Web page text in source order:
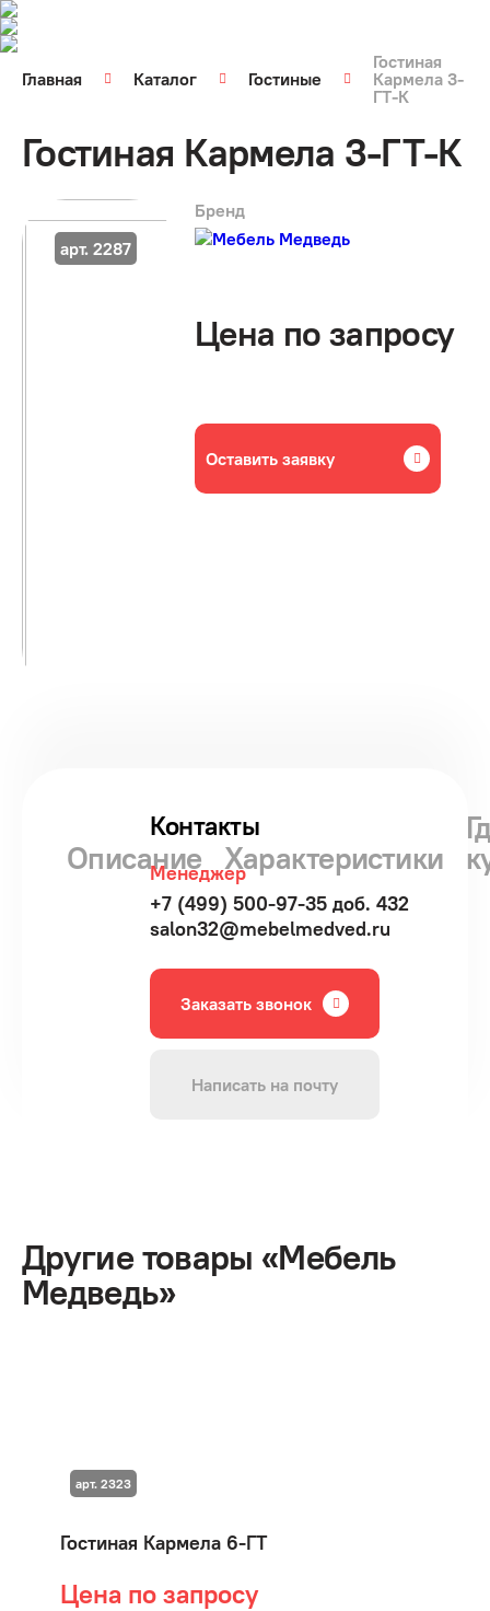
Главная Каталог Гостиные
Гостиная
Кармела 3-
ГТ-К
Гостиная Кармела 3-ГТ-К
арт. 2287
Бренд
Цена по запросу
Оставить заявку
Описание Характеристики
Контакты
Менеджер
+7 (499) 500-97-35 доб. 432
salon32@mebelmedved.ru
Заказать звонок
Написать на почту
Другие товары «Мебель
Медведь»
Гостиная Кармела 6-ГТ
Цена по запросу
арт. 2323